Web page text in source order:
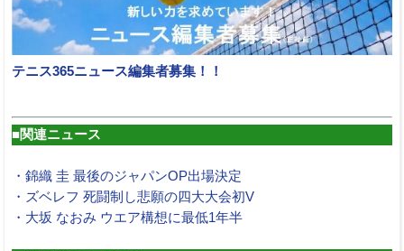
テニス365ニュース編集者募集！！
■関連ニュース
・錦織 圭 最後のジャパンOP出場決定
・ズベレフ 死闘制し悲願の四大大会初V
・大坂 なおみ ウエア構想に最低1年半